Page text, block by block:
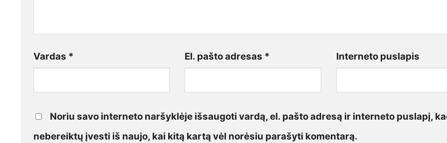
Vardas * El. pašto adresas * Interneto puslapis
Noriu savo interneto naršyklėje išsaugoti vardą, el. pašto adresą ir interneto puslapį,
nebereiktų įvesti iš naujo, kai kitą kartą vėl norėsiu parašyti komentarą.